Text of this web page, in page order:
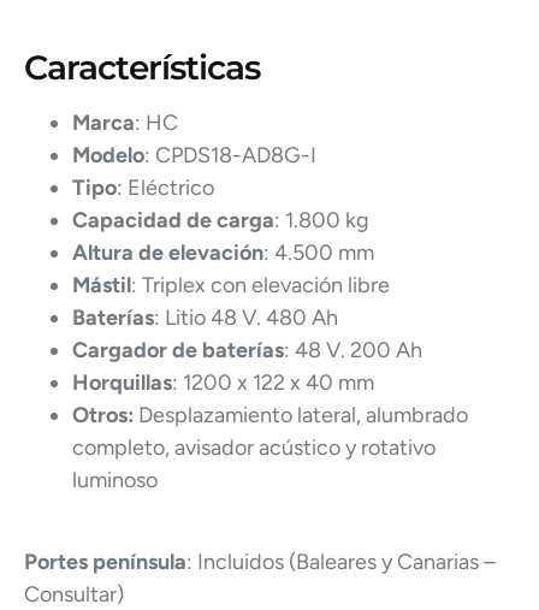
Características
Marca: HC
Modelo: CPDS18-AD8G-I
Tipo: Eléctrico
Capacidad de carga: 1.800 kg
Altura de elevación: 4.500 mm
Mástil: Triplex con elevación libre
Baterías: Litio 48 V. 480 Ah
Cargador de baterías: 48 V. 200 Ah
Horquillas: 1200 x 122 x 40 mm
Otros: Desplazamiento lateral, alumbrado
completo, avisador acústico y rotativo
luminoso
Portes península: Incluidos (Baleares y Canarias –
Consultar)